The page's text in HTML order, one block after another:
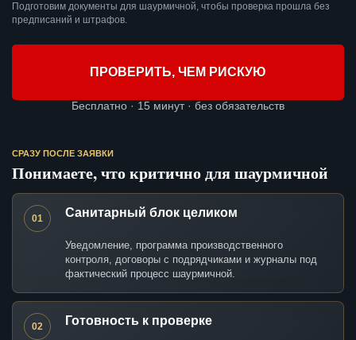
Подготовим документы для шаурмичной, чтобы проверка прошла без
предписаний и штрафов.
ПРОВЕРИТЬ, ЧЕМ РИСКУЮ
Бесплатно · 15 минут · без обязательств
СРАЗУ ПОСЛЕ ЗАЯВКИ
Понимаете, что критично для шаурмичной
01 Санитарный блок целиком
Уведомление, программа производственного
контроля, договоры с подрядчиками и журналы под
фактический процесс шаурмичной.
02 Готовность к проверке